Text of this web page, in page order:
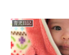
育児日記